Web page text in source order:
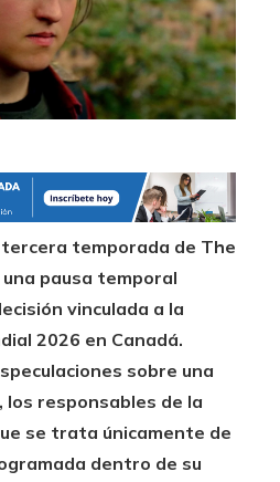
tercera temporada de The
pausa temporal
vinculada a la
2026 en Canadá.
sobre una
los responsables de la
se trata únicamente de
dentro de su